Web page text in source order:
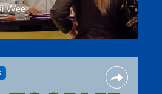
Wee